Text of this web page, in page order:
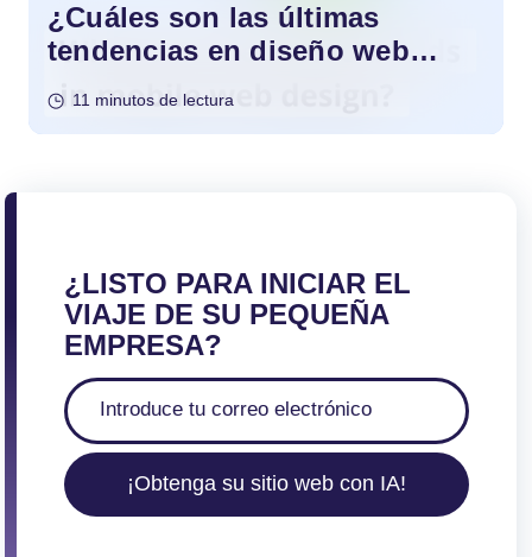
¿Cuáles son las últimas
tendencias en diseño web
11 minutos de lectura
¿LISTO PARA INICIAR EL
VIAJE DE SU PEQUEÑA
EMPRESA?
¡Obtenga su sitio web con IA!